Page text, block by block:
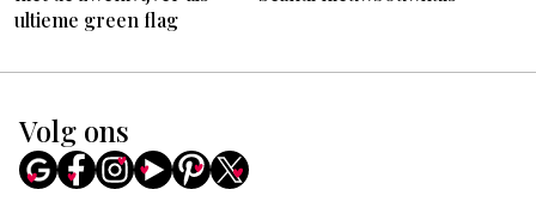
ultieme green flag
Volg ons